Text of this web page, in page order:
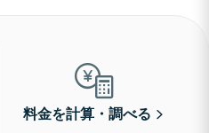
料金を計算・調べる